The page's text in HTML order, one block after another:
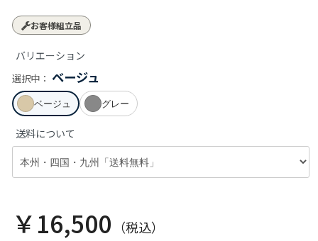
お客様組立品
バリエーション
選択中： ベージュ
ベージュ グレー
送料について
￥16,500 （税込）